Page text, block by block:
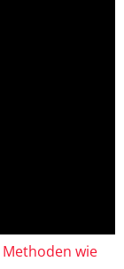
wie